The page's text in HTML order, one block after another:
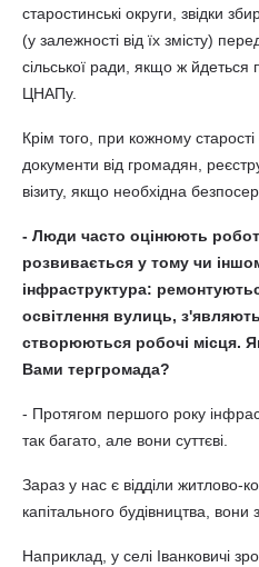
старостинські округи, звідки
(у залежності від їх змісту)
сільської ради, якщо ж йдеться
ЦНАПу.
Крім того, при кожному
документи від громадян,
візиту, якщо необхідна
- Люди часто оцінюють
розвивається у тому чи
інфраструктура:
освітлення вулиць,
створюються робочі місця.
Вами тергромада?
- Протягом першого року
так багато, але вони суттєві.
Зараз у нас є відділи житлово-
капітального будівництва,
Наприклад, у селі Іванковичі